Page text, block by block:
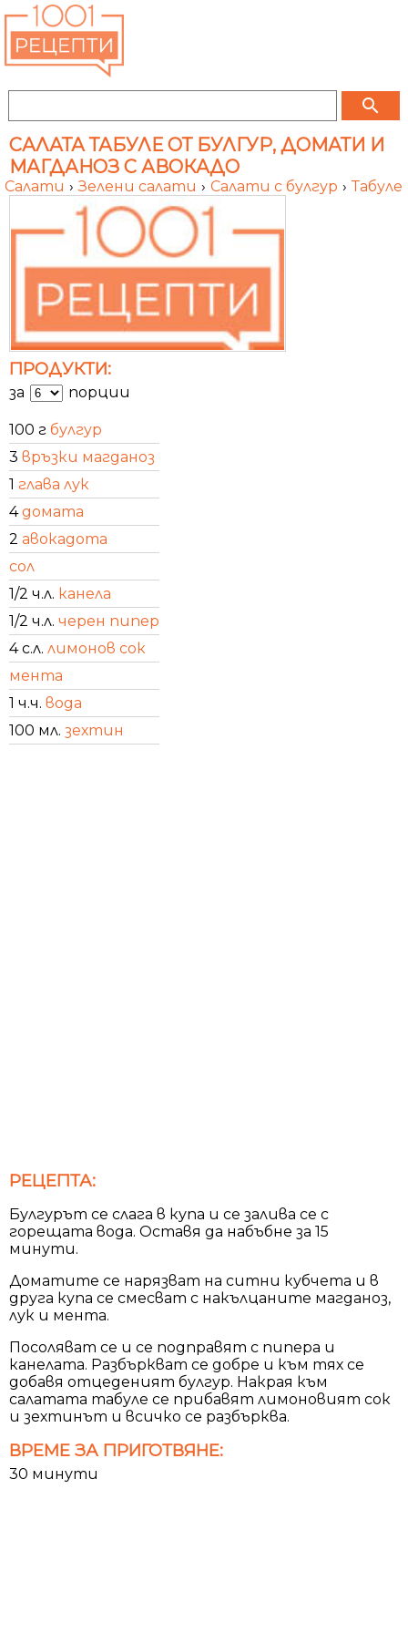
search
САЛАТА ТАБУЛЕ ОТ БУЛГУР, ДОМАТИ И
МАГДАНОЗ С АВОКАДО
Салати › Зелени салати › Салати с булгур › Табуле
ПРОДУКТИ:
за порции
100 г булгур
3 връзки магданоз
1 глава лук
4домата
2 авокадота
сол
1/2 ч.л. канела
1/2 ч.л. черен пипер
4 с.л. лимонов сок
мента
1 ч.ч. вода
100 мл. зехтин
РЕЦЕПТА:
Булгурът се слага в купа и се залива се с
горещата вода. Оставя да набъбне за 15
минути.
Доматите се нарязват на ситни кубчета и в
друга купа се смесват с накълцаните магданоз,
лук и мента.
Посоляват се и се подправят с пипера и
канелата. Разбъркват се добре и към тях се
добавя отцеденият булгур. Накрая към
салатата табуле се прибавят лимоновият сок
и зехтинът и всичко се разбърква.
ВРЕМЕ ЗА ПРИГОТВЯНЕ:
30 минути